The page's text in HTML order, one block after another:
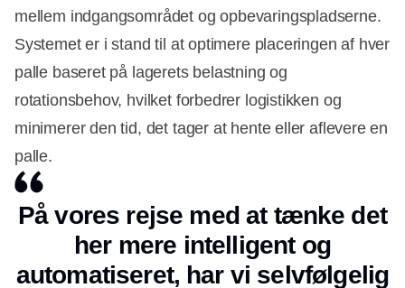
mellem indgangsområdet og opbevaringspladserne.
Systemet er i stand til at optimere placeringen af hver
palle baseret på lagerets belastning og
rotationsbehov, hvilket forbedrer logistikken og
minimerer den tid, det tager at hente eller aflevere en
palle.
På vores rejse med at tænke det
her mere intelligent og
automatiseret, har vi selvfølgelig